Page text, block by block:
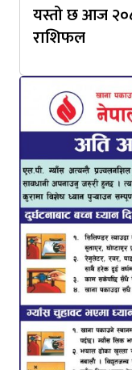
यस्तो छ आज
राशिफल